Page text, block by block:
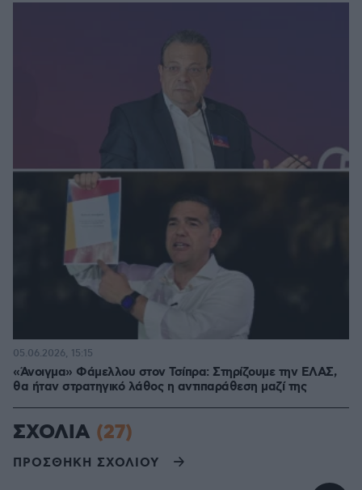
«Άνοιγμα» Φάμελλου στον Τσίπρα: Στηρίζουμε την ΕΛΑΣ,
θα ήταν στρατηγικό λάθος η αντιπαράθεση μαζί της
05.06.2026, 15:15
ΣΧΟΛΙΑ (27)
ΠΡΟΣΘΗΚΗ ΣΧΟΛΙΟΥ